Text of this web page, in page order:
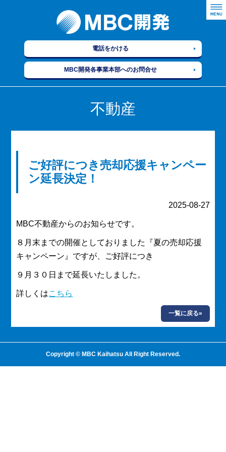
電話をかける
MBC開発各事業本部へのお問合せ
不動産
ご好評につき売却応援キャンペー
ン延長決定！
2025-08-27
MBC不動産からのお知らせです。
８月末までの開催としておりました『夏の売却応援
キャンペーン』ですが、ご好評につき
９月３０日まで延長いたしました。
詳しくはこちら
一覧に戻る»
Copyright © MBC Kaihatsu All Right Reserved.